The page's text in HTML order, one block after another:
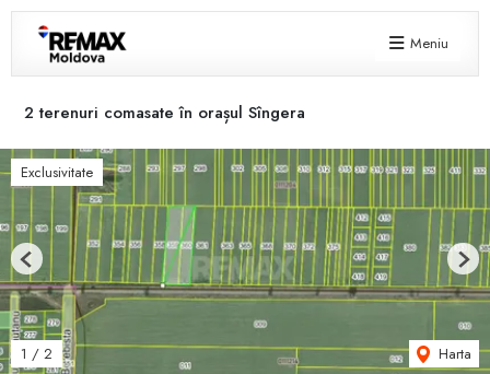
Meniu
2 terenuri comasate în orașul Sîngera
Exclusivitate
1 / 2 Harta
Previous Next